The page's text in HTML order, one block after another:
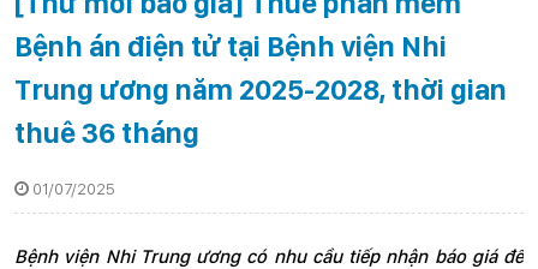
Bệnh án điện tử tại Bệnh viện Nhi
Trung ương năm 2025-2028, thời gian
thuê 36 tháng
01/07/2025
Bệnh viện Nhi Trung ương có nhu cầu tiếp nhận báo giá để